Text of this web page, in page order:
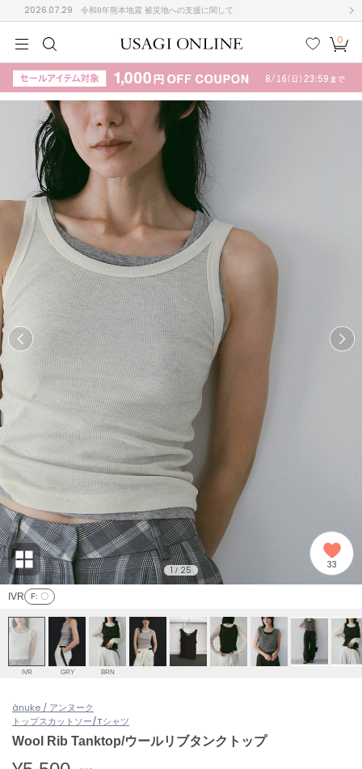
2026.07.29 令和8年熊本地震 被災地への支援に関して
検索
お気
に入
カー
ト
0
KIDSBABYBEAUTYLIFE STYLE
(708)
(3024)
ス/ドレス (1160)
(561)
ームウェア (541)
(121)
(2008)
リー (655)
ョン雑貨 (849)
/ランジェリー (127)
ェア (124)
(121)
KIDSBABYBEAUTYLIFE STYLE
C D E F G
J K M N
P Q R S U
W X Y Z
他
ACYM
アシーム
adidas
アディダス
adidas by Stella McCartney
アディダス バイ ステラマッカートニー
ALLISON BROWN
アリソンブラウン
amabro
アマブロ
Ame no chi Hare
アメノチハレ
AMOMMA
アモマ
ánuans
アニュアンス
アンヌーク
ASICS
IVR F: 〇
1 / 25 33
IVR GRY BRN
ànuke / アンヌーク
トップスカットソー/Tシャツ
Wool Rib Tanktop/ウールリブタンクトップ